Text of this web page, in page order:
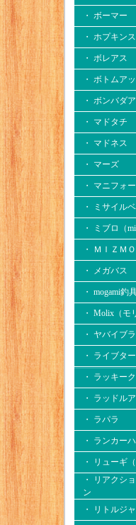
・ ボーマー
・ ホプキンス
・ ボレアス
・ ボトムア
・ ボンバダ
・ マドタチ
・ マドネス
・ マーズ
・ マニフォ
・ ミサイル
・ ミブロ（
・ ＭＩＺＭＯ
・ メガバス
・ mogami釣
・ Molix（モ
・ ヤバイブ
・ ライブタ
・ ラッキー
・ ラッドル
・ ラパラ
・ ランカー
・ リューギ
・ リアクシ
ン
・ リトルジ